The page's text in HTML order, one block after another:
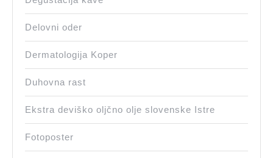
Delovni oder
Dermatologija Koper
Duhovna rast
Ekstra deviško oljčno olje slovenske Istre
Fotoposter